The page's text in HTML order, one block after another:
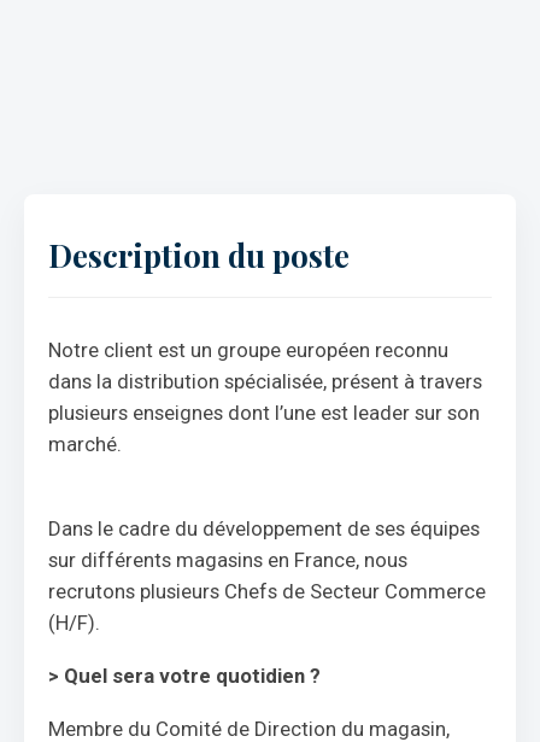
Description du poste
Notre client est un groupe européen reconnu
dans la distribution spécialisée, présent à travers
plusieurs enseignes dont l’une est leader sur son
marché.
Dans le cadre du développement de ses équipes
sur différents magasins en France, nous
recrutons plusieurs Chefs de Secteur Commerce
(H/F).
> Quel sera votre quotidien ?
Membre du Comité de Direction du magasin,